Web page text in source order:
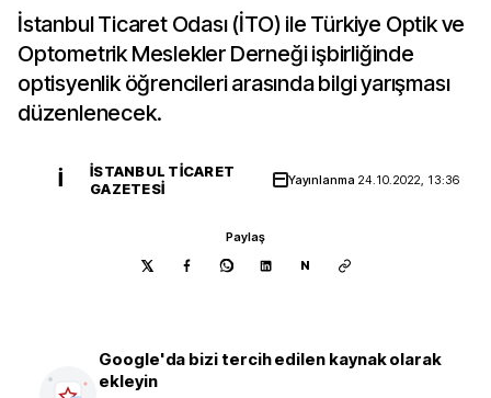
İstanbul Ticaret Odası (İTO) ile Türkiye Optik ve
Optometrik Meslekler Derneği işbirliğinde
optisyenlik öğrencileri arasında bilgi yarışması
düzenlenecek.
İ
İSTANBUL TICARET
GAZETESI
Yayınlanma 24.10.2022, 13:36
Paylaş
N
Google'da bizi tercih edilen kaynak olarak
ekleyin